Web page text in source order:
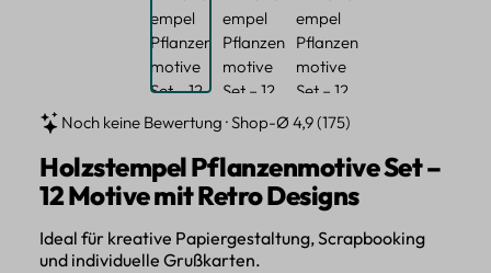
Noch keine Bewertung · Shop-Ø 4,9 (175)
Holzstempel Pflanzenmotive Set –
12 Motive mit Retro Designs
Ideal für kreative Papiergestaltung, Scrapbooking
und individuelle Grußkarten.